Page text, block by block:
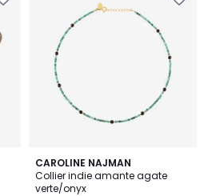
CAROLINE NAJMAN
Collier indie amante agate
verte/onyx